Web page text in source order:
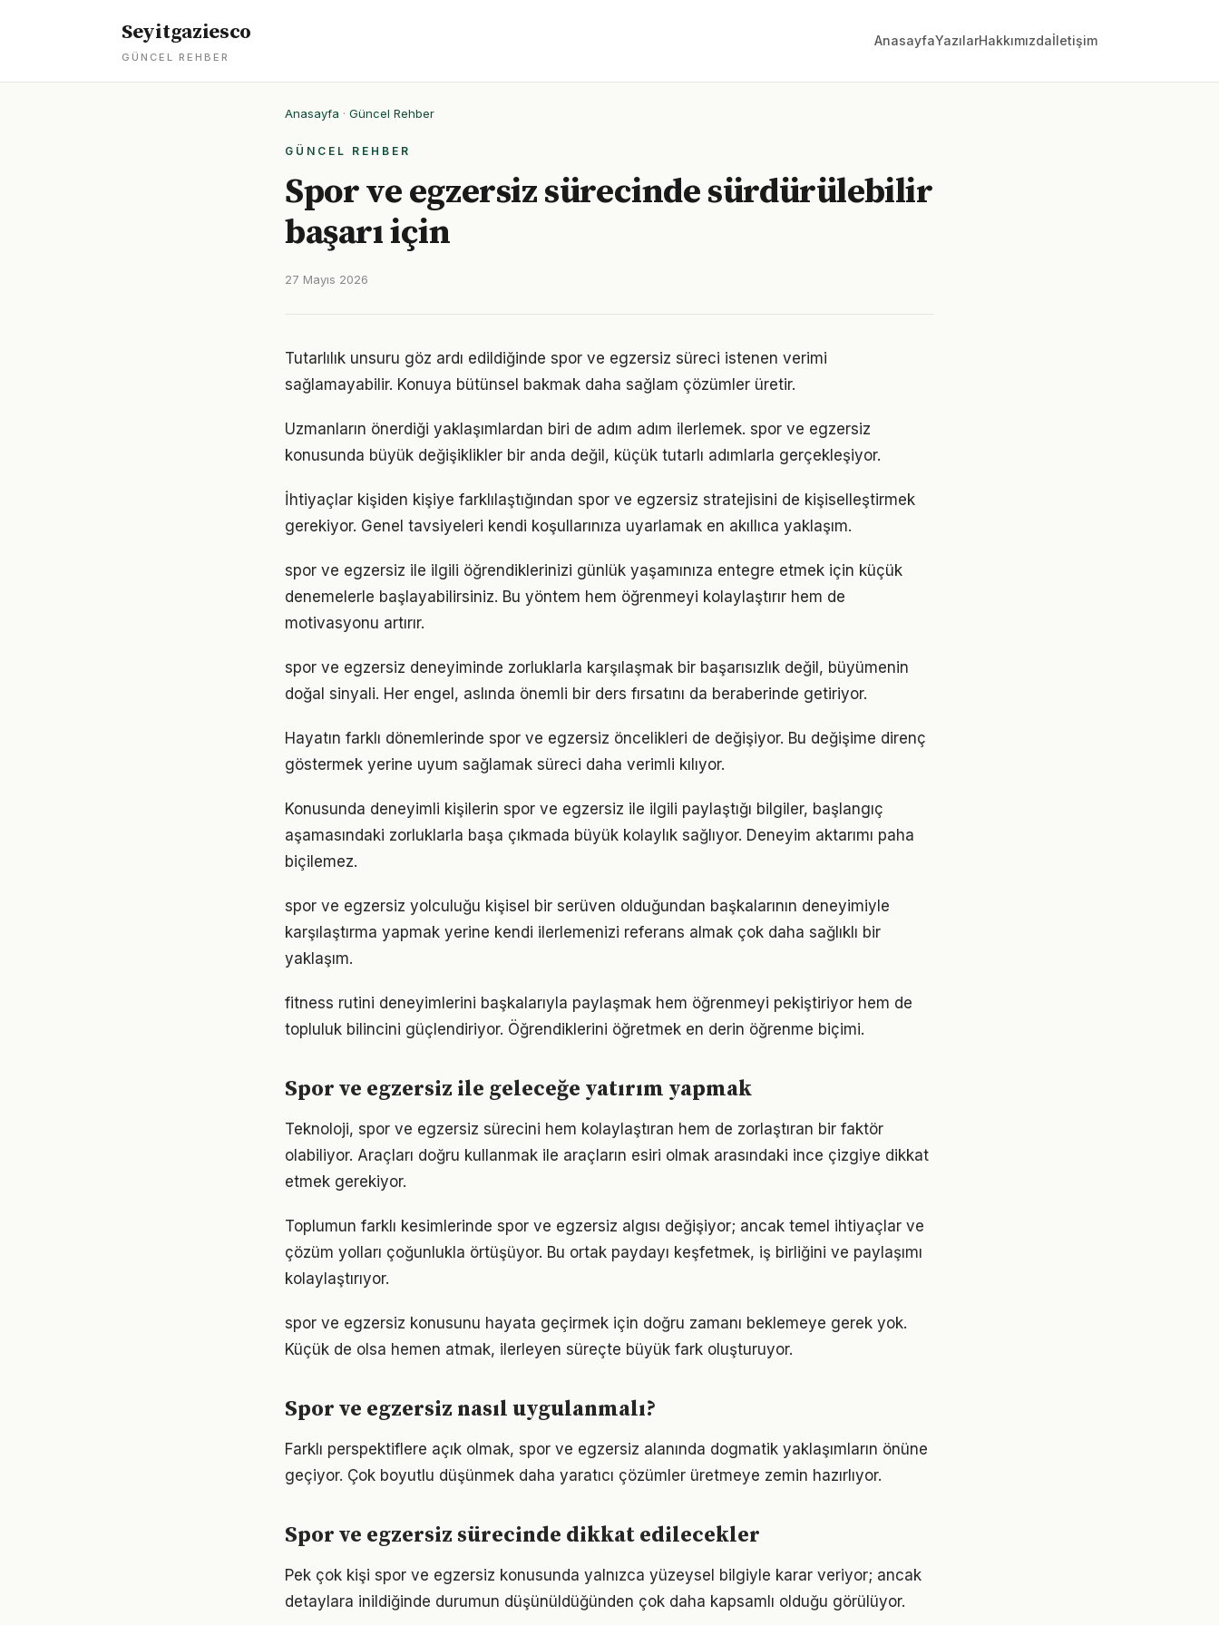
Seyitgaziesco
GÜNCEL REHBER
AnasayfaYazılarHakkımızdaİletişim
Anasayfa · Güncel Rehber
GÜNCEL REHBER
Spor ve egzersiz sürecinde sürdürülebilir
başarı için
27 Mayıs 2026
Tutarlılık unsuru göz ardı edildiğinde spor ve egzersiz süreci istenen verimi
sağlamayabilir. Konuya bütünsel bakmak daha sağlam çözümler üretir.
Uzmanların önerdiği yaklaşımlardan biri de adım adım ilerlemek. spor ve egzersiz
konusunda büyük değişiklikler bir anda değil, küçük tutarlı adımlarla gerçekleşiyor.
İhtiyaçlar kişiden kişiye farklılaştığından spor ve egzersiz stratejisini de kişiselleştirmek
gerekiyor. Genel tavsiyeleri kendi koşullarınıza uyarlamak en akıllıca yaklaşım.
spor ve egzersiz ile ilgili öğrendiklerinizi günlük yaşamınıza entegre etmek için küçük
denemelerle başlayabilirsiniz. Bu yöntem hem öğrenmeyi kolaylaştırır hem de
motivasyonu artırır.
spor ve egzersiz deneyiminde zorluklarla karşılaşmak bir başarısızlık değil, büyümenin
doğal sinyali. Her engel, aslında önemli bir ders fırsatını da beraberinde getiriyor.
Hayatın farklı dönemlerinde spor ve egzersiz öncelikleri de değişiyor. Bu değişime direnç
göstermek yerine uyum sağlamak süreci daha verimli kılıyor.
Konusunda deneyimli kişilerin spor ve egzersiz ile ilgili paylaştığı bilgiler, başlangıç
aşamasındaki zorluklarla başa çıkmada büyük kolaylık sağlıyor. Deneyim aktarımı paha
biçilemez.
spor ve egzersiz yolculuğu kişisel bir serüven olduğundan başkalarının deneyimiyle
karşılaştırma yapmak yerine kendi ilerlemenizi referans almak çok daha sağlıklı bir
yaklaşım.
fitness rutini deneyimlerini başkalarıyla paylaşmak hem öğrenmeyi pekiştiriyor hem de
topluluk bilincini güçlendiriyor. Öğrendiklerini öğretmek en derin öğrenme biçimi.
Spor ve egzersiz ile geleceğe yatırım yapmak
Teknoloji, spor ve egzersiz sürecini hem kolaylaştıran hem de zorlaştıran bir faktör
olabiliyor. Araçları doğru kullanmak ile araçların esiri olmak arasındaki ince çizgiye dikkat
etmek gerekiyor.
Toplumun farklı kesimlerinde spor ve egzersiz algısı değişiyor; ancak temel ihtiyaçlar ve
çözüm yolları çoğunlukla örtüşüyor. Bu ortak paydayı keşfetmek, iş birliğini ve paylaşımı
kolaylaştırıyor.
spor ve egzersiz konusunu hayata geçirmek için doğru zamanı beklemeye gerek yok.
Küçük de olsa hemen atmak, ilerleyen süreçte büyük fark oluşturuyor.
Spor ve egzersiz nasıl uygulanmalı?
Farklı perspektiflere açık olmak, spor ve egzersiz alanında dogmatik yaklaşımların önüne
geçiyor. Çok boyutlu düşünmek daha yaratıcı çözümler üretmeye zemin hazırlıyor.
Spor ve egzersiz sürecinde dikkat edilecekler
Pek çok kişi spor ve egzersiz konusunda yalnızca yüzeysel bilgiyle karar veriyor; ancak
detaylara inildiğinde durumun düşünüldüğünden çok daha kapsamlı olduğu görülüyor.